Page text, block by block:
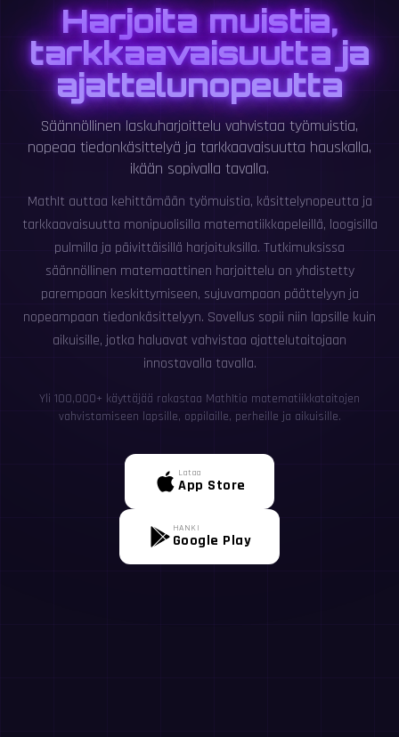
Harjoita muistia,
tarkkaavaisuutta ja
ajattelunopeutta
Säännöllinen laskuharjoittelu vahvistaa työmuistia,
nopeaa tiedonkäsittelyä ja tarkkaavaisuutta hauskalla,
ikään sopivalla tavalla.
MathIt auttaa kehittämään työmuistia, käsittelynopeutta ja
tarkkaavaisuutta monipuolisilla matematiikkapeleillä, loogisilla
pulmilla ja päivittäisillä harjoituksilla. Tutkimuksissa
säännöllinen matemaattinen harjoittelu on yhdistetty
parempaan keskittymiseen, sujuvampaan päättelyyn ja
nopeampaan tiedonkäsittelyyn. Sovellus sopii niin lapsille kuin
aikuisille, jotka haluavat vahvistaa ajattelutaitojaan
innostavalla tavalla.
Yli 100,000+ käyttäjää rakastaa MathItia matematiikkataitojen
vahvistamiseen lapsille, oppilaille, perheille ja aikuisille.
Lataa
App Store
HANKI
Google Play